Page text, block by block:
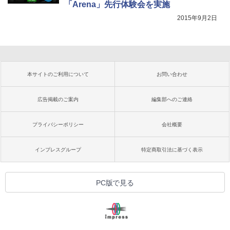
「Arena」先行体験会を実施
2015年9月2日
本サイトのご利用について お問い合わせ
広告掲載のご案内 編集部へのご連絡
プライバシーポリシー 会社概要
インプレスグループ 特定商取引法に基づく表示
PC版で見る